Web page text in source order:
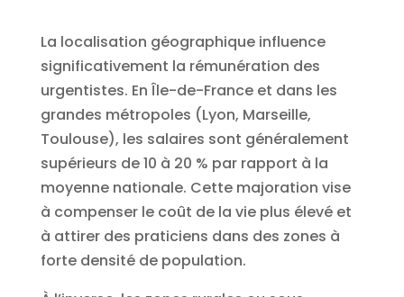
La localisation géographique influence
significativement la rémunération des
urgentistes. En Île-de-France et dans les
grandes métropoles (Lyon, Marseille,
Toulouse), les salaires sont généralement
supérieurs de 10 à 20 % par rapport à la
moyenne nationale. Cette majoration vise
à compenser le coût de la vie plus élevé et
à attirer des praticiens dans des zones à
forte densité de population.